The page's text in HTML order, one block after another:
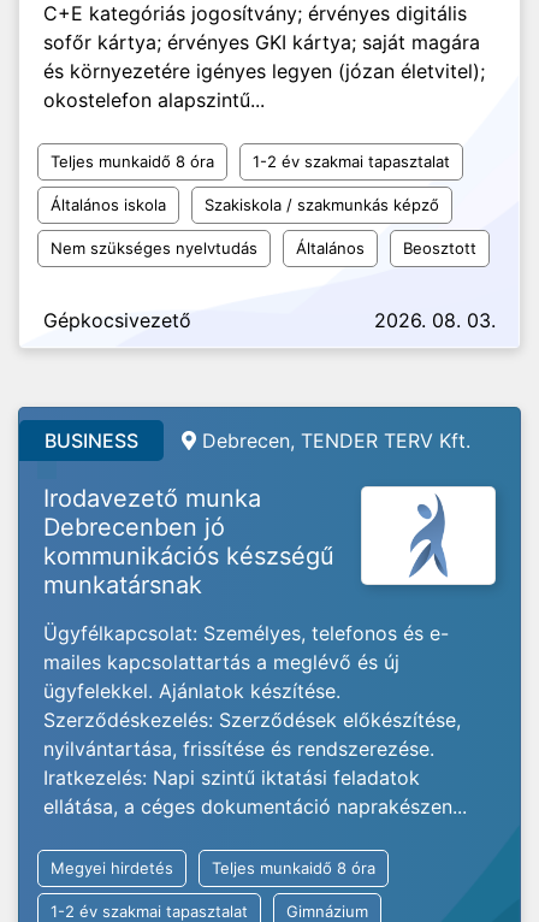
C+E kategóriás jogosítvány; érvényes digitális
sofőr kártya; érvényes GKI kártya; saját magára
és környezetére igényes legyen (józan életvitel);
okostelefon alapszintű...
Teljes munkaidő 8 óra 1-2 év szakmai tapasztalat
Általános iskola Szakiskola / szakmunkás képző
Nem szükséges nyelvtudás Általános Beosztott
Gépkocsivezető 2026. 08. 03.
BUSINESS Debrecen, TENDER TERV Kft.
Irodavezető munka
Debrecenben jó
kommunikációs készségű
munkatársnak
Ügyfélkapcsolat: Személyes, telefonos és e-
mailes kapcsolattartás a meglévő és új
ügyfelekkel. Ajánlatok készítése.
Szerződéskezelés: Szerződések előkészítése,
nyilvántartása, frissítése és rendszerezése.
Iratkezelés: Napi szintű iktatási feladatok
ellátása, a céges dokumentáció naprakészen...
Megyei hirdetés Teljes munkaidő 8 óra
1-2 év szakmai tapasztalat Gimnázium